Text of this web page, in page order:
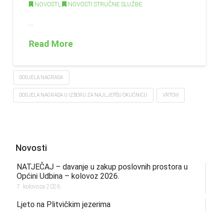
NOVOSTI , NOVOSTI STRUČNE SLUŽBE
Read More
DODJELA NAGRADA
DODJELA NAGRADA U IZBORU ZA NAJLJEPŠU OKUĆNICU VRTOVI
Novosti
NATJEČAJ – davanje u zakup poslovnih prostora u
Općini Udbina – kolovoz 2026.
7. kolovoza 2026.
Ljeto na Plitvičkim jezerima